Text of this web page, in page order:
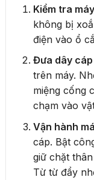
Kiểm tra
không bị
điện vào ổ
Đưa dây
trên máy.
miệng cống
chạm vào
Vận hành
cáp. Bật
giữ chặt
Từ từ đẩy